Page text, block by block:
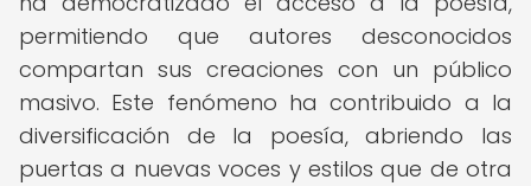
permitiendo que autores desconocidos
compartan sus creaciones con un público
masivo. Este fenómeno ha contribuido a la
diversificación de la poesía, abriendo las
puertas a nuevas voces y estilos que de otra